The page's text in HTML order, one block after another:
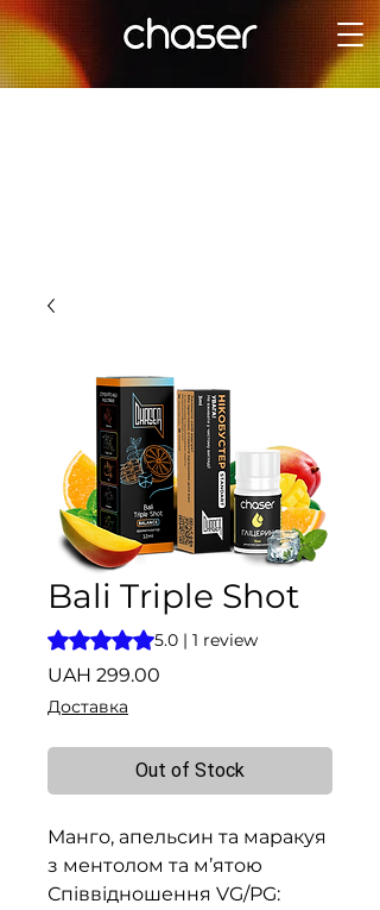
Bali Triple Shot
Rating is 5.0 out of five stars based on 1
5.0 | 1 review
UAH 299.00
Доставка
Out of Stock
Манго, апельсин та маракуя
з ментолом та м’ятою
Співвідношення VG/PG: